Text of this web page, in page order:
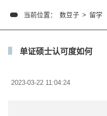
当前位置： 数豆子 > 留学
单证硕士认可度如何
2023-03-22 11:04:24